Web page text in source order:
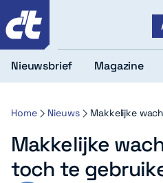
Nieuwsbrief Magazine
Home Nieuws Makkelijke
Makkelijke
toch te